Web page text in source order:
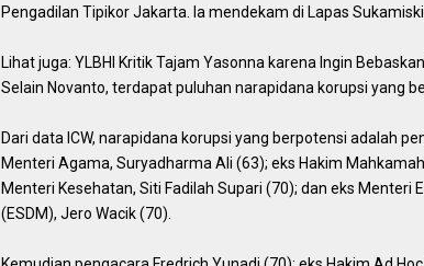
Pengadilan Tipikor Jakarta. Ia mendekam di Lapas
Lihat juga: YLBHI Kritik Tajam Yasonna karena Ingin
Selain Novanto, terdapat puluhan narapidana korupsi yang
Dari data ICW, narapidana korupsi yang berpotensi adalah
Menteri Agama, Suryadharma Ali (63); eks Hakim
Menteri Kesehatan, Siti Fadilah Supari (70); dan eks Menteri
(ESDM), Jero Wacik (70).